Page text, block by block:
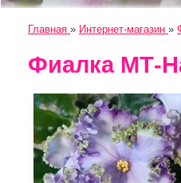
Главная » Интернет-магазин »
Фиалка МТ-